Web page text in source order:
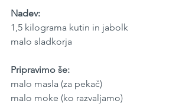
Nadev:
1,5 kilograma kutin in jabolk
malo sladkorja
Pripravimo še:
malo masla (za pekač)
malo moke (ko razvaljamo)